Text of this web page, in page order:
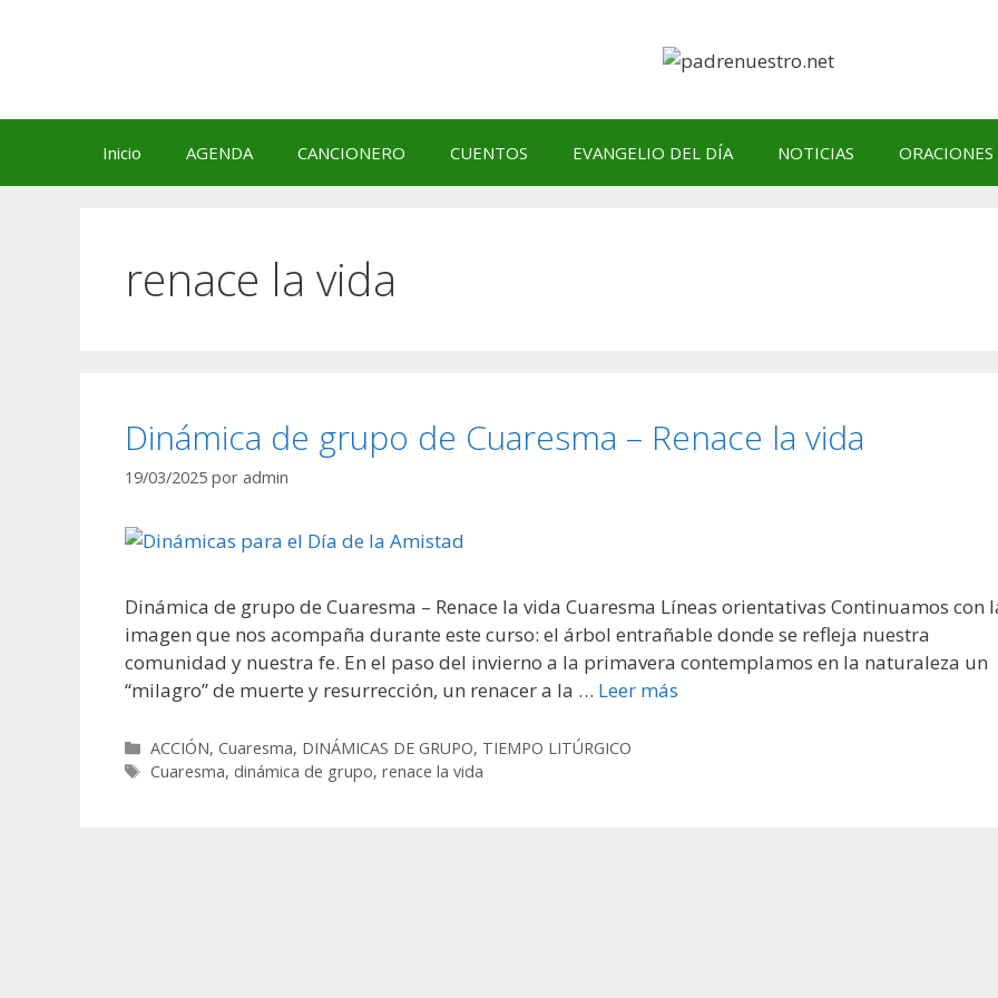
Inicio AGENDA CANCIONERO CUENTOS EVANGELIO DEL DÍA NOTICIAS ORACIONES
renace la vida
Dinámica de grupo de Cuaresma – Renace la vida
19/03/2025 por admin
Dinámica de grupo de Cuaresma – Renace la vida Cuaresma Líneas orientativas Continuamos con
imagen que nos acompaña durante este curso: el árbol entrañable donde se refleja nuestra
comunidad y nuestra fe. En el paso del invierno a la primavera contemplamos en la naturaleza un
“milagro” de muerte y resurrección, un renacer a la … Leer más
Categorías
ACCIÓN,Cuaresma, DINÁMICAS DE GRUPO, TIEMPO LITÚRGICO
Etiquetas
Cuaresma,dinámica de grupo,renace la vida